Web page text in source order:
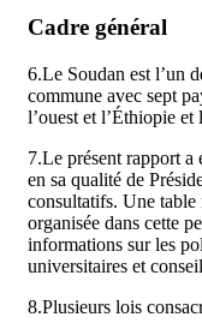
Cadre général
6.Le Soudan est l’un
commune avec sept
l’ouest et l’Éthiopie
7.Le présent rapport
en sa qualité de
consultatifs. Une table
organisée dans cette
informations sur les
universitaires et
8.Plusieurs lois